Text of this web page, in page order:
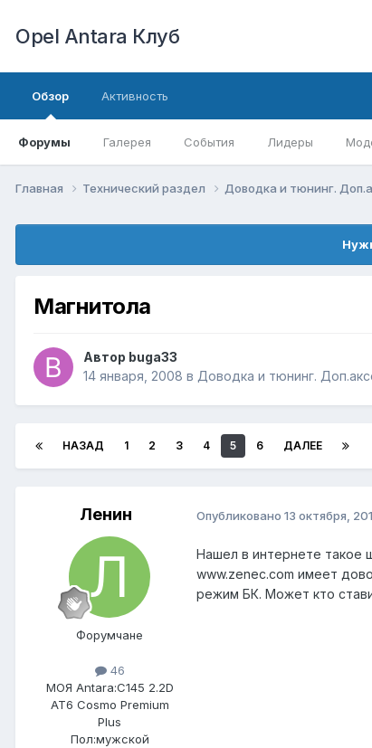
Opel Antara Клуб
Обзор
Форумы Галерея События Лидеры
Активность
Главная Технический раздел Доводка и тюнинг.
Магнитола
Автор buga33
14 января, 2008 в Доводка и тюнинг.
НАЗАД 1 2 3 4 5 6 ДАЛЕЕ
Ленин
Форумчане
46
МОЯ Antara:C145 2.2D
AT6 Cosmo Premium
Plus
Пол:мужской
Опубликовано 13 октября,
Нашел в интернете такое
www.zenec.com имеет
режим БК. Может кто